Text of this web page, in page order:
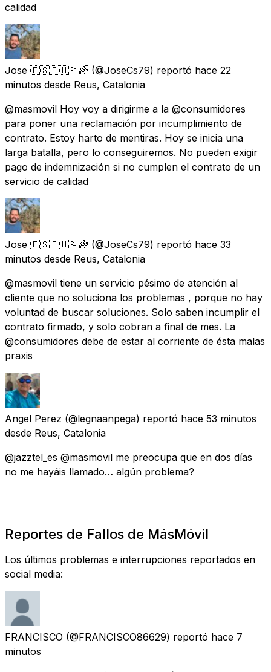
calidad
Jose 🇪🇸🇪🇺🏳️‍🌈 (@JoseCs79) reportó hace 22
minutos desde Reus, Catalonia
@masmovil Hoy voy a dirigirme a la @consumidores
para poner una reclamación por incumplimiento de
contrato. Estoy harto de mentiras. Hoy se inicia una
larga batalla, pero lo conseguiremos. No pueden exigir
pago de indemnización si no cumplen el contrato de un
servicio de calidad
Jose 🇪🇸🇪🇺🏳️‍🌈 (@JoseCs79) reportó hace 33
minutos desde Reus, Catalonia
@masmovil tiene un servicio pésimo de atención al
cliente que no soluciona los problemas , porque no hay
voluntad de buscar soluciones. Solo saben incumplir el
contrato firmado, y solo cobran a final de mes. La
@consumidores debe de estar al corriente de ésta malas
praxis
Angel Perez (@legnaanpega) reportó hace 53 minutos
desde Reus, Catalonia
@jazztel_es @masmovil me preocupa que en dos días
no me hayáis llamado… algún problema?
Reportes de Fallos de MásMóvil
Los últimos problemas e interrupciones reportados en
social media:
FRANCISCO (@FRANCISCO86629) reportó hace 7
minutos